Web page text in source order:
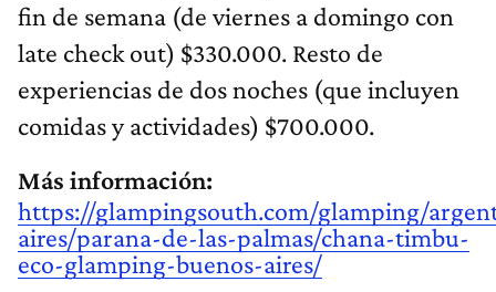
fin de semana (de viernes a domingo con
late check out) $330.000. Resto de
experiencias de dos noches (que incluyen
comidas y actividades) $700.000.
Más información:
https://glampingsouth.com/glamping/
aires/parana-de-las-palmas/chana-timbu-
eco-glamping-buenos-aires/